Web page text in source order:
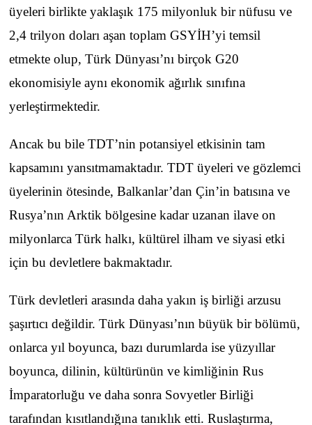
üyeleri birlikte yaklaşık 175 milyonluk bir nüfusu ve
2,4 trilyon doları aşan toplam GSYİH’yi temsil
etmekte olup, Türk Dünyası’nı birçok G20
ekonomisiyle aynı ekonomik ağırlık sınıfına
yerleştirmektedir.
Ancak bu bile TDT’nin potansiyel etkisinin tam
kapsamını yansıtmamaktadır. TDT üyeleri ve gözlemci
üyelerinin ötesinde, Balkanlar’dan Çin’in batısına ve
Rusya’nın Arktik bölgesine kadar uzanan ilave on
milyonlarca Türk halkı, kültürel ilham ve siyasi etki
için bu devletlere bakmaktadır.
Türk devletleri arasında daha yakın iş birliği arzusu
şaşırtıcı değildir. Türk Dünyası’nın büyük bir bölümü,
onlarca yıl boyunca, bazı durumlarda ise yüzyıllar
boyunca, dilinin, kültürünün ve kimliğinin Rus
İmparatorluğu ve daha sonra Sovyetler Birliği
tarafından kısıtlandığına tanıklık etti. Ruslaştırma,